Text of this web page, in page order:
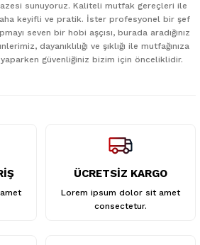
bozuk veya görüntülenemiyor.
eksik bilgiler bulunuyor.
bulunuyor.
daha pahalı.
sunuyoruz. Kaliteli mutfak gereçleri ile
keyifli ve pratik. İster profesyonel bir şef
seven bir hobi aşçısı, burada aradığınız
dayanıklılığı ve şıklığı ile mutfağınıza
güvenliğiniz bizim için önceliklidir.
ÜCRETSİZ KARGO
Lorem ipsum dolor sit amet
consectetur.